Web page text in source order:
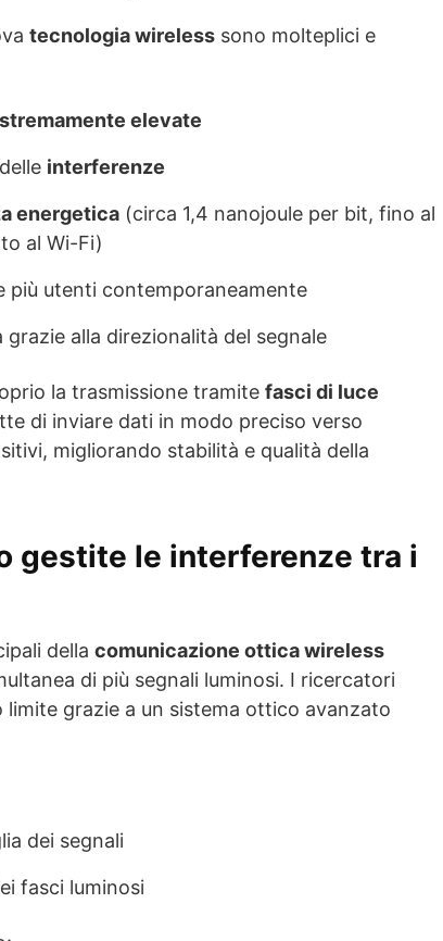
tecnologia wireless sono molteplici e
elevate
interferenze
energetica (circa 1,4 nanojoule per bit, fino al
al Wi-Fi)
più utenti contemporaneamente
grazie alla direzionalità del segnale
la trasmissione tramite fasci di luce
di inviare dati in modo preciso verso
migliorando stabilità e qualità della
gestite le interferenze tra i
della comunicazione ottica wireless
di più segnali luminosi. I ricercatori
limite grazie a un sistema ottico avanzato
dei segnali
fasci luminosi